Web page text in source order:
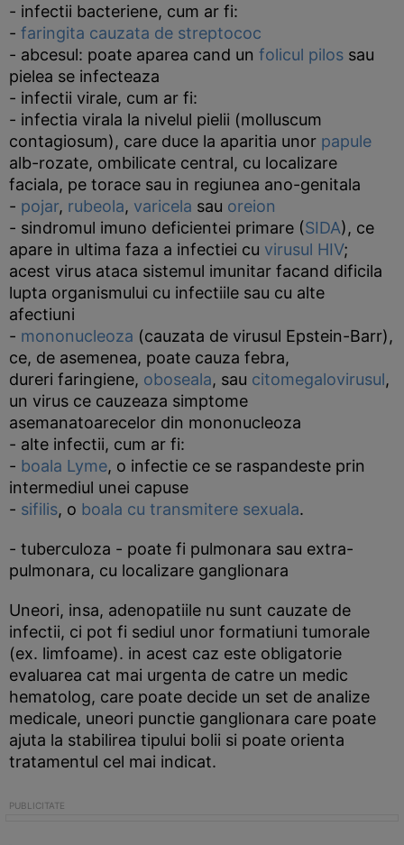
- infectii bacteriene, cum ar fi:
- faringita cauzata de streptococ
- abcesul: poate aparea cand un folicul pilos sau
pielea se infecteaza
- infectii virale, cum ar fi:
- infectia virala la nivelul pielii (molluscum
contagiosum), care duce la aparitia unor papule
alb-rozate, ombilicate central, cu localizare
faciala, pe torace sau in regiunea ano-genitala
- pojar, rubeola, varicela sau oreion
- sindromul imuno deficientei primare (SIDA), ce
apare in ultima faza a infectiei cu virusul HIV;
acest virus ataca sistemul imunitar facand dificila
lupta organismului cu infectiile sau cu alte
afectiuni
- mononucleoza (cauzata de virusul Epstein-Barr),
ce, de asemenea, poate cauza febra,
dureri faringiene, oboseala, sau citomegalovirusul,
un virus ce cauzeaza simptome
asemanatoarecelor din mononucleoza
- alte infectii, cum ar fi:
- boala Lyme, o infectie ce se raspandeste prin
intermediul unei capuse
- sifilis, o boala cu transmitere sexuala.
- tuberculoza - poate fi pulmonara sau extra-
pulmonara, cu localizare ganglionara
Uneori, insa, adenopatiile nu sunt cauzate de
infectii, ci pot fi sediul unor formatiuni tumorale
(ex. limfoame). in acest caz este obligatorie
evaluarea cat mai urgenta de catre un medic
hematolog, care poate decide un set de analize
medicale, uneori punctie ganglionara care poate
ajuta la stabilirea tipului bolii si poate orienta
tratamentul cel mai indicat.